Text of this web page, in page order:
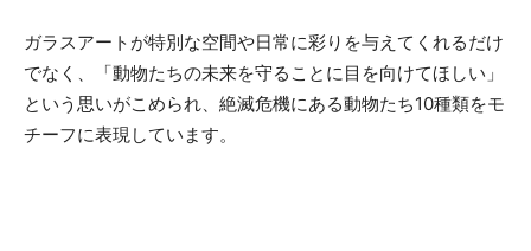
ガラスアートが特別な空間や日常に彩りを与えてくれるだけ
でなく、「動物たちの未来を守ることに目を向けてほしい」
という思いがこめられ、絶滅危機にある動物たち10種類をモ
チーフに表現しています。